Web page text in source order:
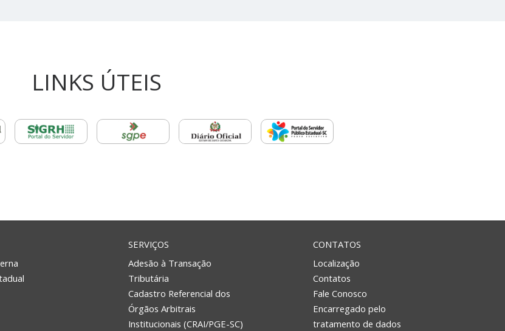
LINKS ÚTEIS
SERVIÇOS
Adesão à Transação
Tributária
Cadastro Referencial dos
Órgãos Arbitrais
Institucionais (CRAI/PGE-SC)
CONTATOS
Localização
Contatos
Fale Conosco
Encarregado pelo
tratamento de dados